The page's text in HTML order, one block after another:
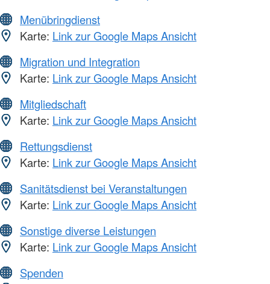
Menübringdienst
Karte: Link zur Google Maps Ansicht
Migration und Integration
Karte: Link zur Google Maps Ansicht
Mitgliedschaft
Karte: Link zur Google Maps Ansicht
Rettungsdienst
Karte: Link zur Google Maps Ansicht
Sanitätsdienst bei Veranstaltungen
Karte: Link zur Google Maps Ansicht
Sonstige diverse Leistungen
Karte: Link zur Google Maps Ansicht
Spenden